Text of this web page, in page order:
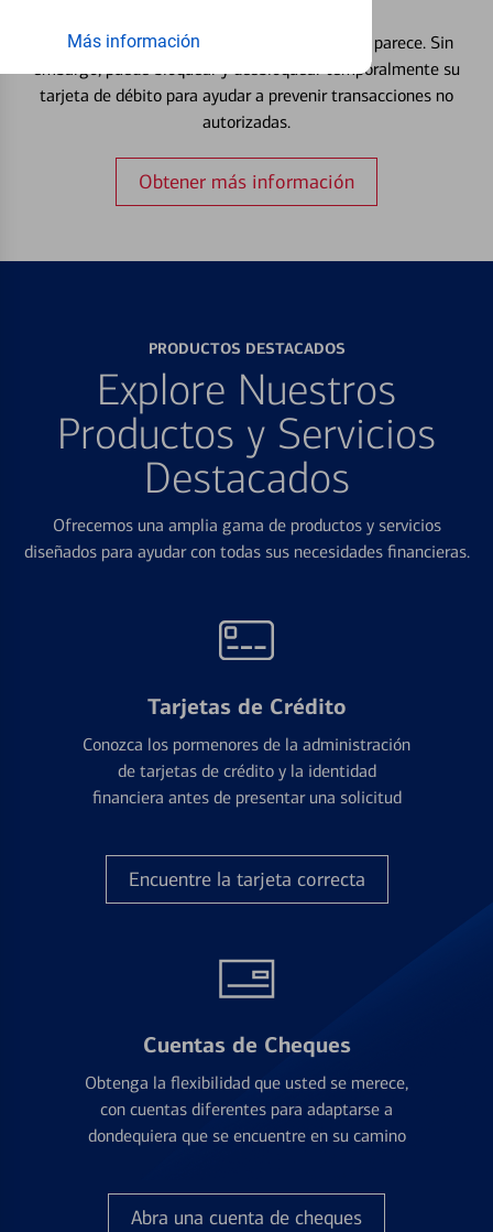
Más información
Extraviar una tarjeta es más común de lo que parece. Sin
embargo, puede bloquear y desbloquear temporalmente su
tarjeta de débito para ayudar a prevenir transacciones no
autorizadas.
Obtener más información
PRODUCTOS DESTACADOS
Explore Nuestros
Productos y Servicios
Destacados
Ofrecemos una amplia gama de productos y servicios
diseñados para ayudar con todas sus necesidades financieras.
Tarjetas de Crédito
Conozca los pormenores de la administración
de tarjetas de crédito y la identidad
financiera antes de presentar una solicitud
Encuentre la tarjeta correcta
Cuentas de Cheques
Obtenga la flexibilidad que usted se merece,
con cuentas diferentes para adaptarse a
dondequiera que se encuentre en su camino
Abra una cuenta de cheques